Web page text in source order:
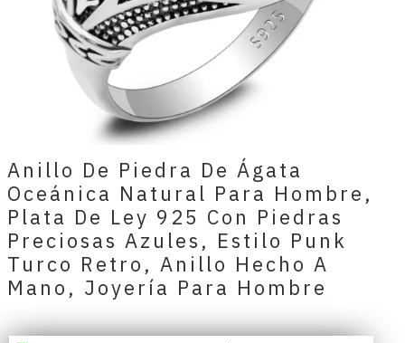
Anillo De Piedra De Ágata
Oceánica Natural Para Hombre,
Plata De Ley 925 Con Piedras
Preciosas Azules, Estilo Punk
Turco Retro, Anillo Hecho A
Mano, Joyería Para Hombre